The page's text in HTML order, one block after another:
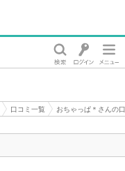
口コミ一覧
おちゃっぱ＊さんの